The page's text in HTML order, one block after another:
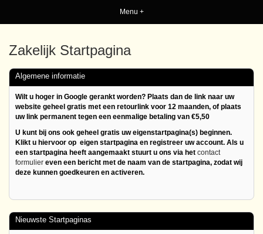
Menu +
Zakelijk Startpagina
Algemene informatie
Wilt u hoger in Google gerankt worden? Plaats dan de link naar uw
website geheel gratis met een retourlink voor 12 maanden, of plaats
uw link permanent tegen een eenmalige betaling van €5,50
U kunt bij ons ook geheel gratis uw eigenstartpagina(s) beginnen.
Klikt u hiervoor op eigen startpagina en registreer uw account. Als u
een startpagina heeft aangemaakt stuurt u ons via het contact
formulier even een bericht met de naam van de startpagina, zodat wij
deze kunnen goedkeuren en activeren.
Nieuwste Startpaginas